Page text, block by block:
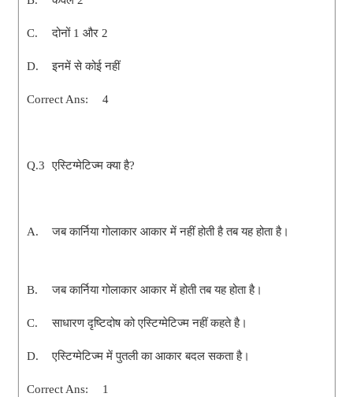
C. दोनों 1 और 2
D. इनमें से कोई नहीं
Correct Ans: 4
Q.3 एस्टिग्मेटिज्म क्या है?
A. जब कार्निया गोलाकार आकार में नहीं होती है तब यह होता है।
B. जब कार्निया गोलाकार आकार में होती तब यह होता है।
C. साधारण दृष्टिदोष को एस्टिग्मेटिज्म नहीं कहते है।
D. एस्टिग्मेटिज्म में पुतली का आकार बदल सकता है।
Correct Ans: 1